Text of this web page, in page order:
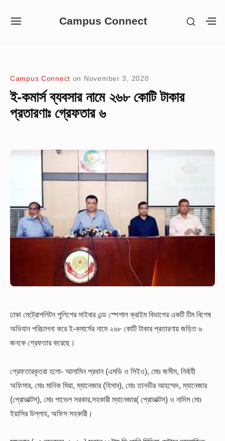
Campus Connect
SITE
SHOW
Campus Connect on November 3, 2020
ই-কমার্স ব্যবসার নামে ২৬৮ কোটি টাকার
প্রতারণাঃ গ্রেফতার ৬
ঢাকা মেট্রোপলিটন পুলিশের সাইবার এন্ড স্পেশাল ক্রাইম বিভাগের একটি টিম বিশেষ
অভিযান পরিচালনা করে ই-কমার্সের নামে ২৬৮ কোটি টাকার প্রতারণায় জড়িত ৬
জনকে গ্রেফতার করেছে।
গ্রেফতারকৃতরা হলো- আলামিন প্রধান (এমডি ও সিইও), মোঃ জসীম, নির্বাহী
অফিসার, মোঃ মানিক মিয়া, ম্যানেজার (হিসাব), মোঃ তানভীর আহম্মেদ, ম্যানেজার
(প্রোডাক্টস), মোঃ পাভেল সরকার,সহকারী ম্যানেজার( প্রোডাক্টস) ও নাদিম মোঃ
ইয়াসির উল্লাহ, অফিস সহকারী।